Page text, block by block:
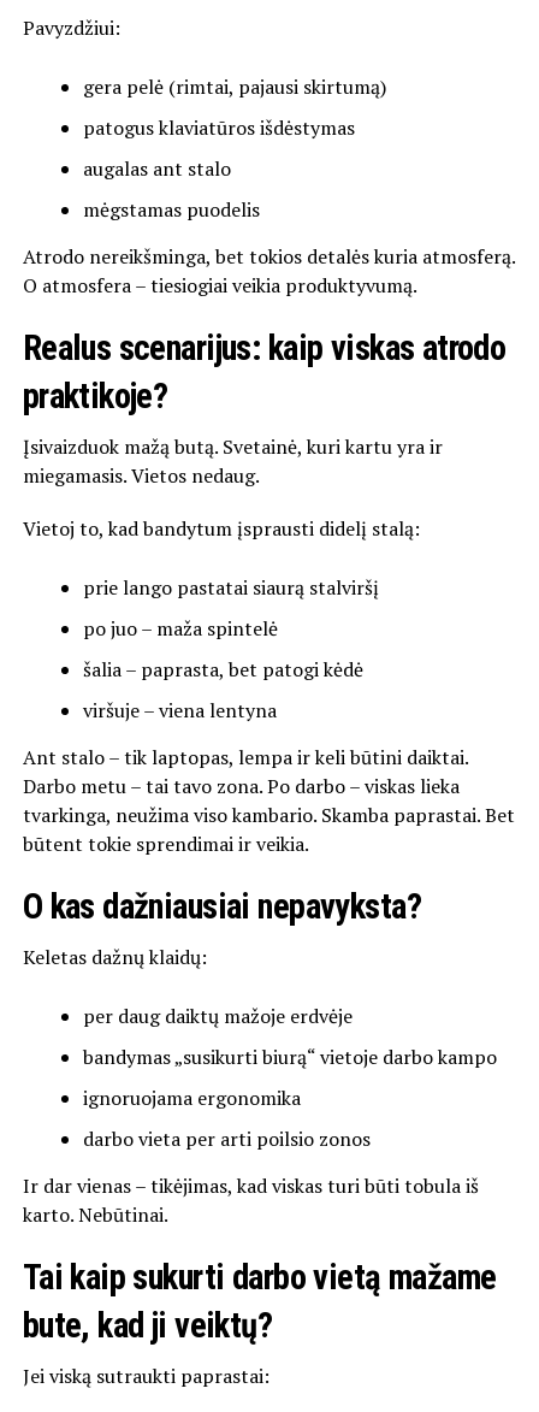
Pavyzdžiui:
gera pelė (rimtai, pajausi skirtumą)
patogus klaviatūros išdėstymas
augalas ant stalo
mėgstamas puodelis
Atrodo nereikšminga, bet tokios detalės kuria atmosferą.
O atmosfera – tiesiogiai veikia produktyvumą.
Realus scenarijus: kaip viskas atrodo
praktikoje?
Įsivaizduok mažą butą. Svetainė, kuri kartu yra ir
miegamasis. Vietos nedaug.
Vietoj to, kad bandytum įsprausti didelį stalą:
prie lango pastatai siaurą stalviršį
po juo – maža spintelė
šalia – paprasta, bet patogi kėdė
viršuje – viena lentyna
Ant stalo – tik laptopas, lempa ir keli būtini daiktai.
Darbo metu – tai tavo zona. Po darbo – viskas lieka
tvarkinga, neužima viso kambario. Skamba paprastai. Bet
būtent tokie sprendimai ir veikia.
O kas dažniausiai nepavyksta?
Keletas dažnų klaidų:
per daug daiktų mažoje erdvėje
bandymas „susikurti biurą“ vietoje darbo kampo
ignoruojama ergonomika
darbo vieta per arti poilsio zonos
Ir dar vienas – tikėjimas, kad viskas turi būti tobula iš
karto. Nebūtinai.
Tai kaip sukurti darbo vietą mažame
bute, kad ji veiktų?
Jei viską sutraukti paprastai: